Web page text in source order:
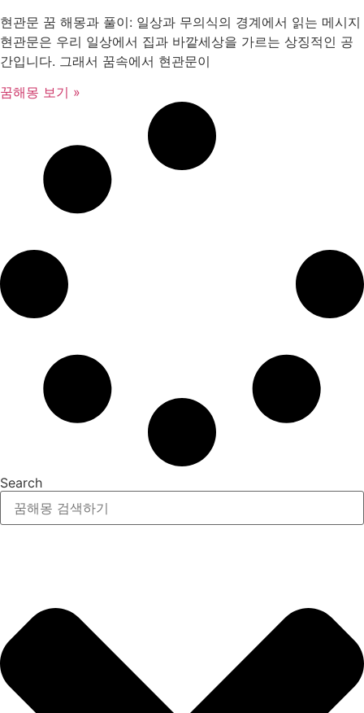
현관문 꿈 해몽과 풀이: 일상과 무의식의 경계에서 읽는 메시지
현관문은 우리 일상에서 집과 바깥세상을 가르는 상징적인 공
간입니다. 그래서 꿈속에서 현관문이
꿈해몽 보기 »
Search